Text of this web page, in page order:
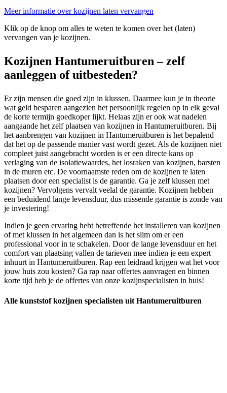
Meer informatie over kozijnen laten vervangen
Klik op de knop om alles te weten te komen over het (laten)
vervangen van je kozijnen.
Kozijnen Hantumeruitburen – zelf
aanleggen of uitbesteden?
Er zijn mensen die goed zijn in klussen. Daarmee kun je in theorie
wat geld besparen aangezien het persoonlijk regelen op in elk geval
de korte termijn goedkoper lijkt. Helaas zijn er ook wat nadelen
aangaande het zelf plaatsen van kozijnen in Hantumeruitburen. Bij
het aanbrengen van kozijnen in Hantumeruitburen is het bepalend
dat het op de passende manier vast wordt gezet. Als de kozijnen niet
compleet juist aangebracht worden is er een directe kans op
verlaging van de isolatiewaardes, het losraken van kozijnen, barsten
in de muren etc. De voornaamste reden om de kozijnen te laten
plaatsen door een specialist is de garantie. Ga je zelf klussen met
kozijnen? Vervolgens vervalt veelal de garantie. Kozijnen hebben
een beduidend lange levensduur, dus missende garantie is zonde van
je investering!
Indien je geen ervaring hebt betreffende het installeren van kozijnen
of met klussen in het algemeen dan is het slim om er een
professional voor in te schakelen. Door de lange levensduur en het
comfort van plaatsing vallen de tarieven mee indien je een expert
inhuurt in Hantumeruitburen. Rap een leidraad krijgen wat het voor
jouw huis zou kosten? Ga rap naar offertes aanvragen en binnen
korte tijd heb je de offertes van onze kozijnspecialisten in huis!
Alle kunststof kozijnen specialisten uit Hantumeruitburen